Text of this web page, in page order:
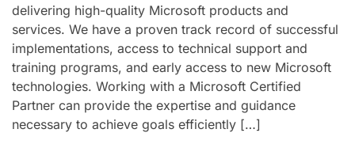
delivering high-quality Microsoft products and
services. We have a proven track record of successful
implementations, access to technical support and
training programs, and early access to new Microsoft
technologies. Working with a Microsoft Certified
Partner can provide the expertise and guidance
necessary to achieve goals efficiently […]